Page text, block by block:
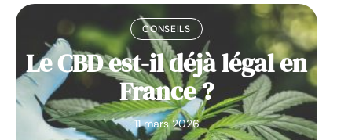
CONSEILS
Le CBD est-il déjà légal en
France ?
11 mars 2026